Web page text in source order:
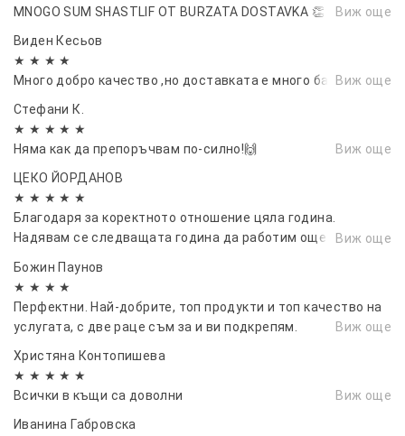
MNOGO SUM SHASTLIF OT BURZATA DOSTAVKA 👏
Виж още
Виден Кесьов
★ ★ ★ ★
Много добро качество ,но доставката е много бавнаВиж още
Стефани К.
★ ★ ★ ★ ★
Няма как да препоръчвам по-силно!🙌
Виж още
ЦЕКО ЙОРДАНОВ
★ ★ ★ ★ ★
Благодаря за коректното отношение цяла година.
Надявам се следващата година да работим още повече
Виж още
Божин Паунов
★ ★ ★ ★
Перфектни. Най-добрите, топ продукти и топ качество на
услугата, с две раце съм за и ви подкрепям.
Виж още
Христяна Контопишева
★ ★ ★ ★ ★
Всички в къщи са доволни
Виж още
Иванина Габровска